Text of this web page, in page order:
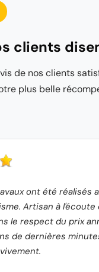
clients
de nos clients
plus belle
ont été réalisés
Artisan à l'écoute
le respect du prix
de dernières